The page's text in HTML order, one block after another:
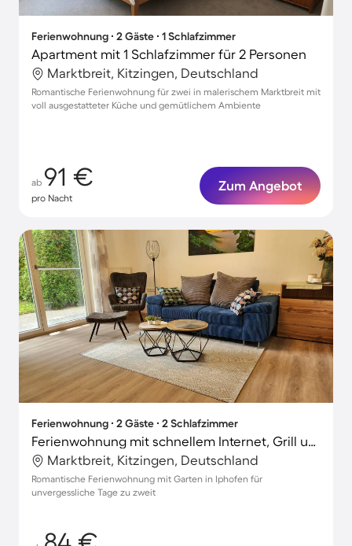
Ferienwohnung ∙ 2 Gäste ∙ 1 Schlafzimmer
Apartment mit 1 Schlafzimmer für 2 Personen
Marktbreit, Kitzingen, Deutschland
Romantische Ferienwohnung für zwei in malerischem Marktbreit mit
voll ausgestatteter Küche und gemütlichem Ambiente
ab 91 €
pro Nacht
Zum Angebot
Ferienwohnung ∙ 2 Gäste ∙ 2 Schlafzimmer
Ferienwohnung mit schnellem Internet, Grill und Terrasse | Gartenblick
Marktbreit, Kitzingen, Deutschland
Romantische Ferienwohnung mit Garten in Iphofen für
unvergessliche Tage zu zweit